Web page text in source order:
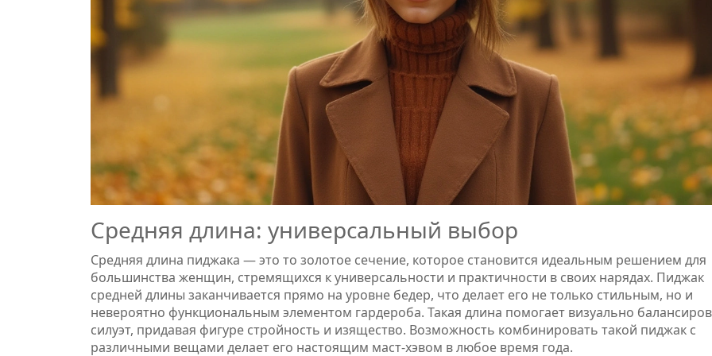
Средняя длина: универсальный выбор
Средняя длина пиджака — это то золотое сечение, которое становится идеальным решением для
большинства женщин, стремящихся к универсальности и практичности в своих нарядах. Пиджак
средней длины заканчивается прямо на уровне бедер, что делает его не только стильным, но и
невероятно функциональным элементом гардероба. Такая длина помогает визуально
силуэт, придавая фигуре стройность и изящество. Возможность комбинировать такой пиджак с
различными вещами делает его настоящим маст-хэвом в любое время года.